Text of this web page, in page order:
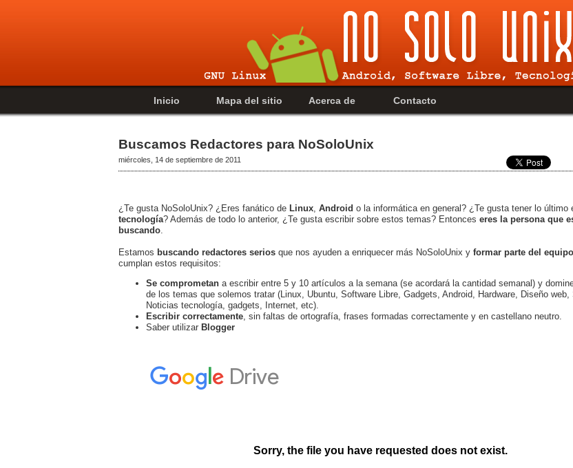
Inicio Mapa del sitio Acerca de Contacto
Buscamos Redactores para NoSoloUnix
miércoles, 14 de septiembre de 2011
¿Te gusta NoSoloUnix? ¿Eres fanático de Linux Android o la informática en general? ¿Te gusta tener lo último
tecnología? Además de todo lo anterior, ¿Te gusta escribir sobre estos temas? Entonces eres la persona que
buscando
Estamos buscando redactores serios que nos ayuden a enriquecer más NoSoloUnix y formar parte del equipo
cumplan estos requisitos:
Se comprometan a escribir entre 5 y 10 artículos a la semana (se acordará la cantidad semanal) y
de los temas que solemos tratar (Linux, Ubuntu, Software Libre, Gadgets, Android, Hardware, Diseño web,
Noticias tecnología, gadgets, Internet, etc).
Escribir correctamente , sin faltas de ortografía, frases formadas correctamente y en castellano neutro.
Saber utilizar Blogger